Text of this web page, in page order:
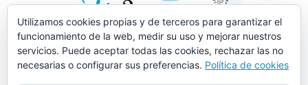
Utilizamos cookies propias y de terceros para garantizar el
funcionamiento de la web, medir su uso y mejorar nuestros
servicios. Puede aceptar todas las cookies, rechazar las no
necesarias o configurar sus preferencias. Política de cookies